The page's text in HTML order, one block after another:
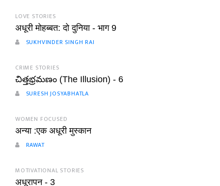
LOVE STORIES
अधूरी मोहब्बत: दो दुनिया - भाग 9
SUKHVINDER SINGH RAI
CRIME STORIES
చిత్తభ్రమణం (The Illusion) - 6
SURESH JOSYABHATLA
WOMEN FOCUSED
अन्या :एक अधूरी मुस्कान
RAWAT
MOTIVATIONAL STORIES
अधूरापन - 3